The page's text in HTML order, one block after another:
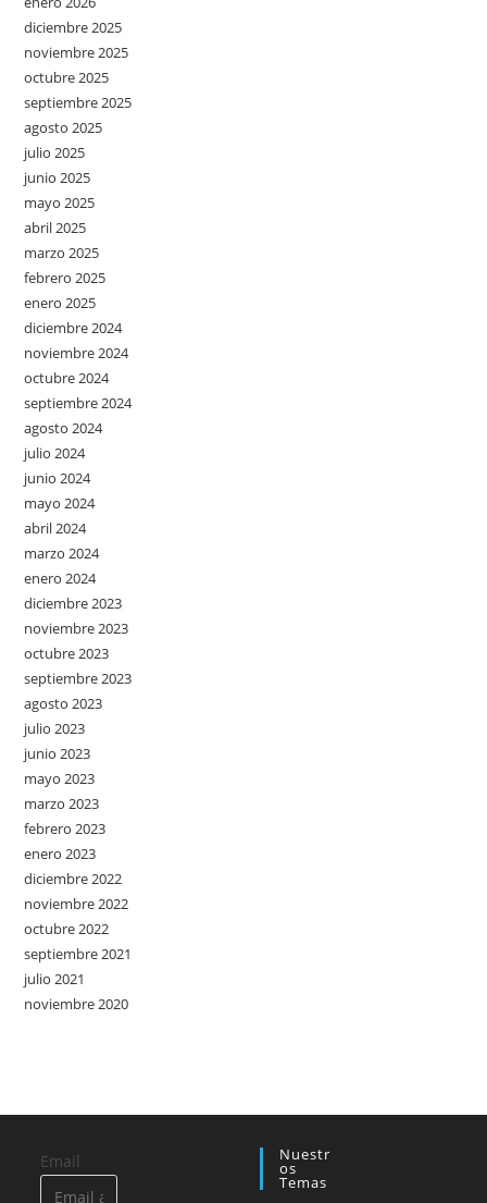
diciembre 2025
noviembre 2025
octubre 2025
septiembre 2025
agosto 2025
julio 2025
junio 2025
mayo 2025
abril 2025
marzo 2025
febrero 2025
enero 2025
diciembre 2024
noviembre 2024
octubre 2024
septiembre 2024
agosto 2024
julio 2024
junio 2024
mayo 2024
abril 2024
marzo 2024
enero 2024
diciembre 2023
noviembre 2023
octubre 2023
septiembre 2023
agosto 2023
julio 2023
junio 2023
mayo 2023
marzo 2023
febrero 2023
enero 2023
diciembre 2022
noviembre 2022
octubre 2022
septiembre 2021
julio 2021
noviembre 2020
Email Nuestr
Os
Temas